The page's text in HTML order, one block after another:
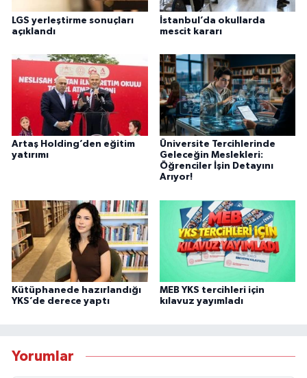
LGS yerleştirme sonuçları
açıklandı
İstanbul’da okullarda
mescit kararı
Artaş Holding’den eğitim
yatırımı
Üniversite Tercihlerinde
Geleceğin Meslekleri:
Öğrenciler İşin Detayını
Arıyor!
Kütüphanede hazırlandığı
YKS’de derece yaptı
MEB YKS tercihleri için
kılavuz yayımladı
Yorumlar